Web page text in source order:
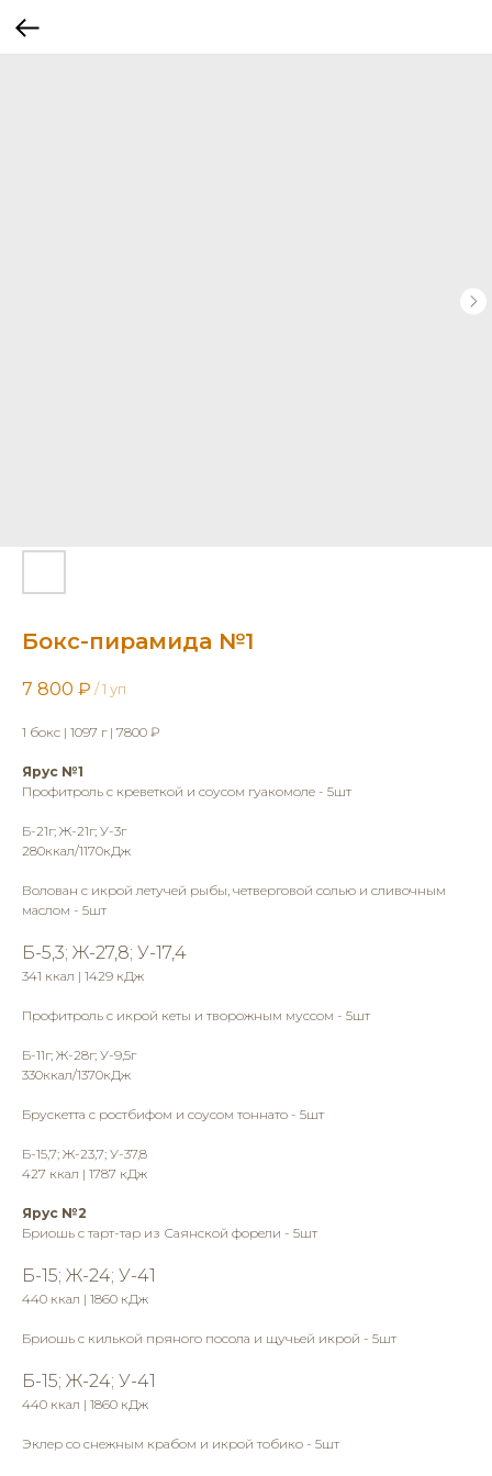
Бокс-пирамида №1
7 800 ₽ / 1 уп
1 бокс | 1097 г | 7800 ₽
Ярус №1
Профитроль с креветкой и соусом гуакомоле - 5шт
Б-21г; Ж-21г; У-3г
280ккал/1170кДж
Волован с икрой летучей рыбы, четверговой солью и сливочным
маслом - 5шт
Б-5,3; Ж-27,8; У-17,4
341 ккал | 1429 кДж
Профитроль с икрой кеты и творожным муссом - 5шт
Б-11г; Ж-28г; У-9,5г
330ккал/1370кДж
Брускетта с ростбифом и соусом тоннато - 5шт
Б-15,7; Ж-23,7; У-37,8
427 ккал | 1787 кДж
Ярус №2
Бриошь с тарт-тар из Саянской форели - 5шт
Б-15; Ж-24; У-41
440 ккал | 1860 кДж
Бриошь с килькой пряного посола и щучьей икрой - 5шт
Б-15; Ж-24; У-41
440 ккал | 1860 кДж
Эклер со снежным крабом и икрой тобико - 5шт